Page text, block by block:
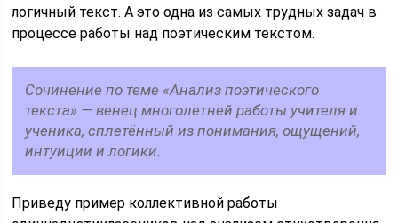
логичный текст. А это одна из самых трудных задач в
процессе работы над поэтическим текстом.
Сочинение по теме «Анализ поэтического
текста» — венец многолетней работы учителя и
ученика, сплетённый из понимания, ощущений,
интуиции и логики.
Приведу пример коллективной работы